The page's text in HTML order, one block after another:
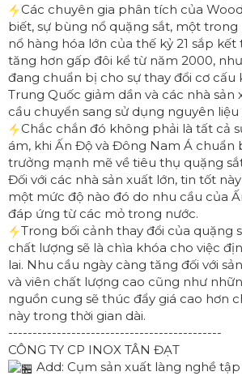
Các chuyên gia phân tích của
biết, sự bùng nổ quặng sắt, một
nổ hàng hóa lớn của thế kỷ 21 sắp
tăng hơn gấp đôi kể từ năm 2000,
đang chuẩn bị cho sự thay đổi cơ cấu
Trung Quốc giảm dần và các nhà
cầu chuyển sang sử dụng nguyên liệu
Chắc chắn đó không phải là tất cả
ám, khi Ấn Độ và Đông Nam Á chuẩn
trưởng mạnh mẽ về tiêu thụ quặng
Đối với các nhà sản xuất lớn, tin tốt
một mức độ nào đó do nhu cầu của
đáp ứng từ các mỏ trong nước.
Trong bối cảnh thay đổi của quặng
chất lượng sẽ là chìa khóa cho việc
lai. Nhu cầu ngày càng tăng đối với
và viên chất lượng cao cũng như
nguồn cung sẽ thúc đẩy giá cao hơn
này trong thời gian dài.
--------------------------------------------
CÔNG TY CP INOX TÂN ĐẠT
Add: Cụm sản xuất làng nghề